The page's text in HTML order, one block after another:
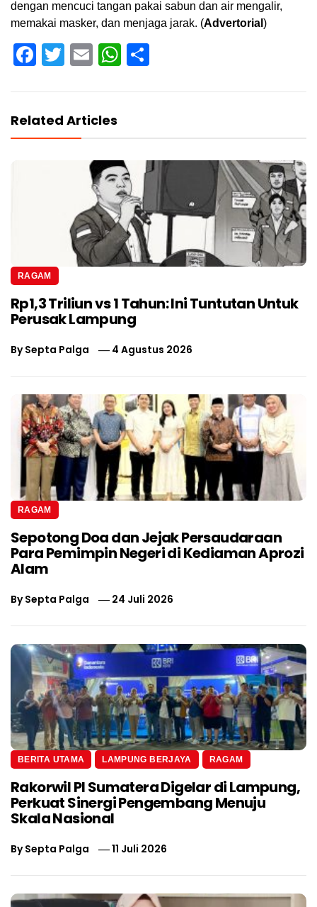
dengan mencuci tangan pakai sabun dan air mengalir,
memakai masker, dan menjaga jarak. (Advertorial )
Facebook
Twitter
EmailWhatsApp
Related Articles
RAGAM
Rp1,3 Triliun vs 1 Tahun: Ini Tuntutan Untuk
Perusak Lampung
BySepta Palga 4 Agustus 2026
RAGAM
Sepotong Doa dan Jejak Persaudaraan
Para Pemimpin Negeri di Kediaman Aprozi
Alam
BySepta Palga 24 Juli 2026
BERITA UTAMA LAMPUNG BERJAYA RAGAM
Rakorwil PI Sumatera Digelar di Lampung,
Perkuat Sinergi Pengembang Menuju
Skala Nasional
BySepta Palga 11 Juli 2026